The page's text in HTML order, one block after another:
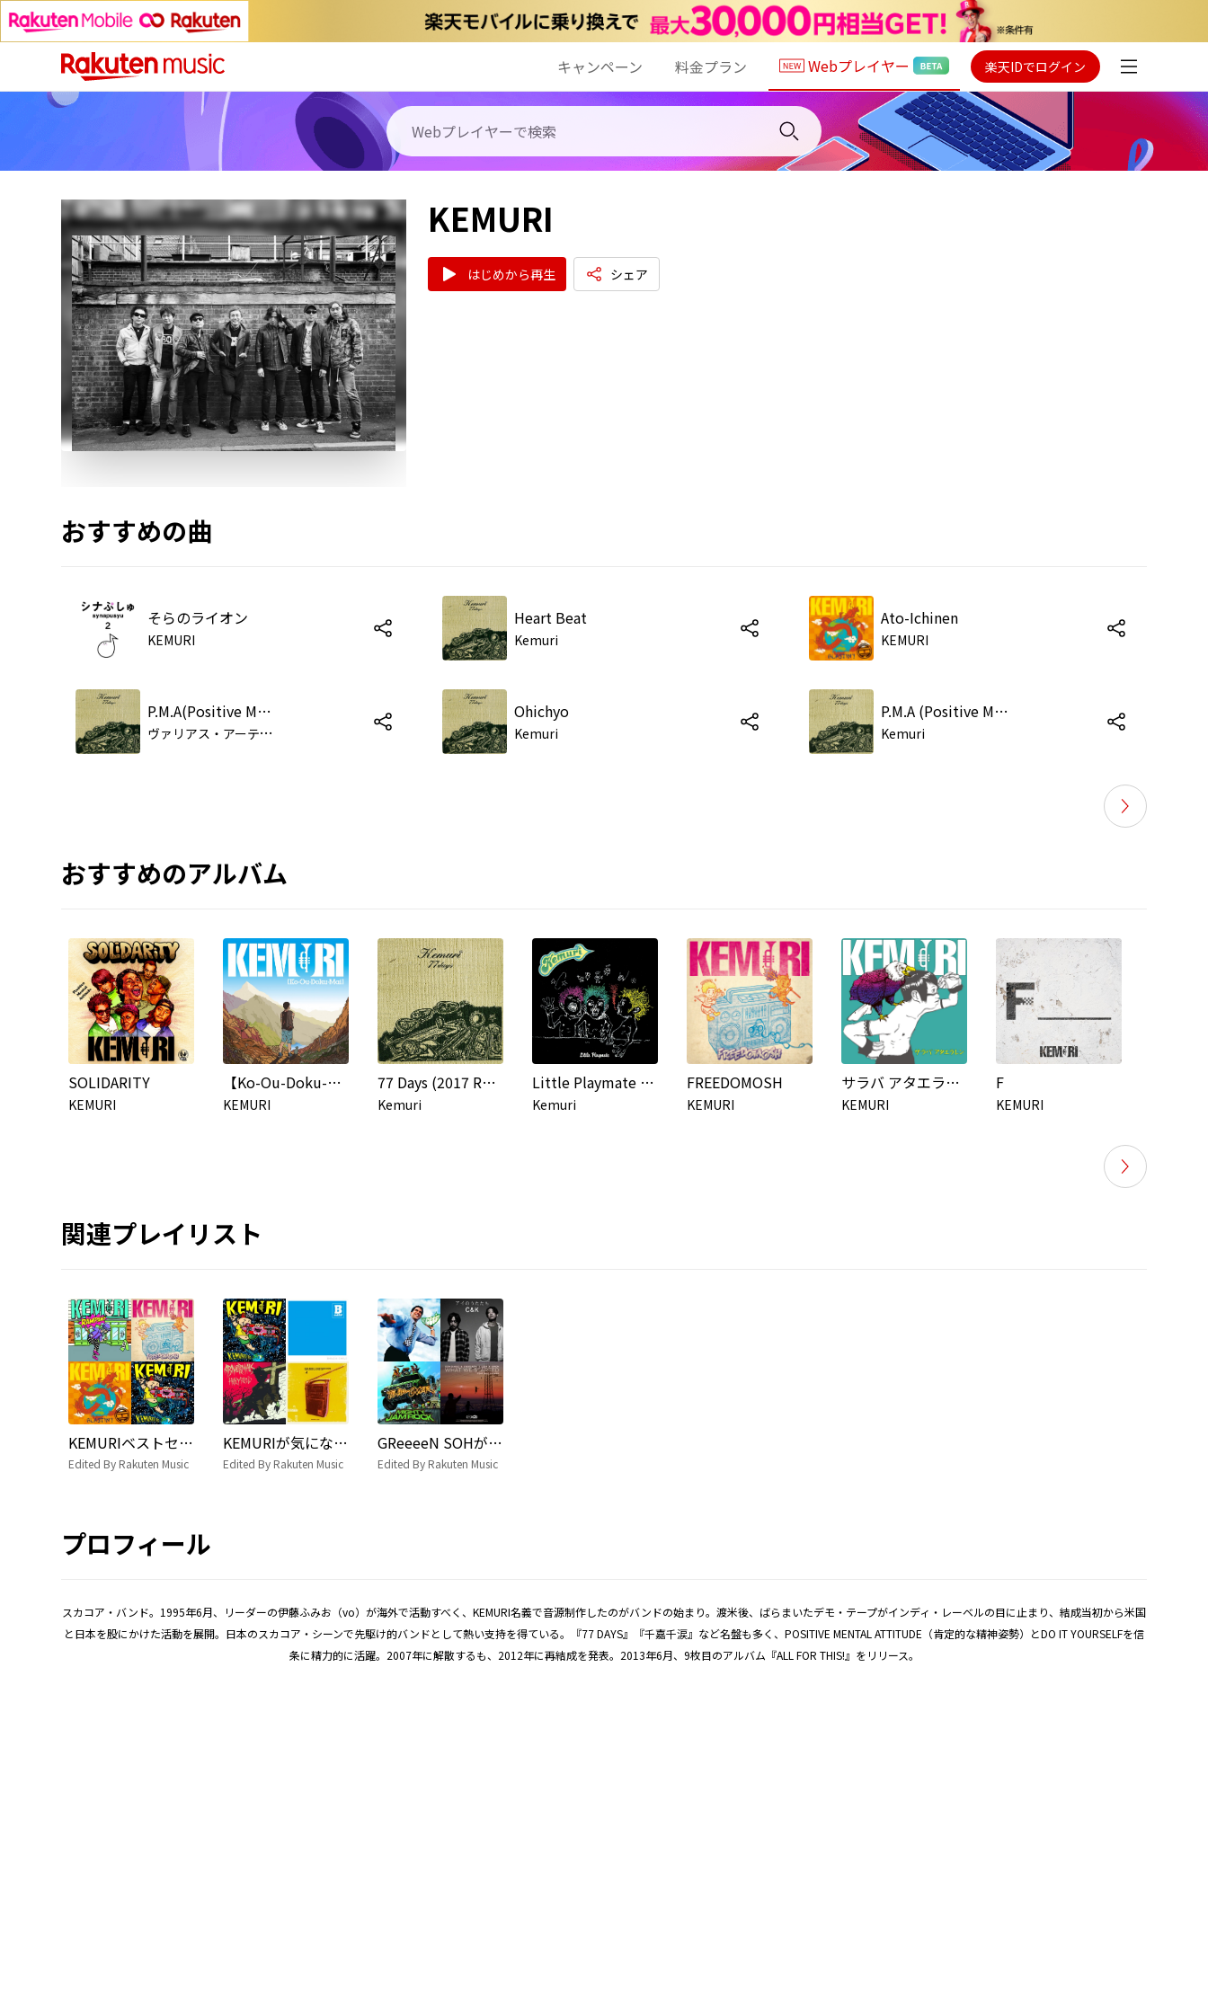
キャンペーン 料金プラン Webプレイヤー 楽天IDでログイン
KEMURI
はじめから再生 シェア
おすすめの曲
そらのライオン
KEMURI
P.M.A(Positive Mental Attitude)/KEMURI
ヴ
ァリアス・アーティスト
Heart Beat
Kemuri
Ohichyo
Kemuri
Ato-Ichinen
KEMURI
P.M.A (Positive Mental Attitude)
Kemuri
おすすめのアルバム
SOLIDARITY
KEMURI
【Ko-Ou-Doku-Mai】
KEMURI
77 Days (2017 Remaster)
Kemuri
Little Playmate (2017 Remaster)
Kemuri
FREEDOMOSH
KEMURI
サラバ アタエラレン
KEMURI
F
KEMURI
関連プレイリスト
KEMURIベストセレクション
Edited By Rakuten Music
KEMURIが気になるあなたにオススメの曲
Edited By Rakuten Music
GReeeeN SOHが選ぶエール曲リスト
Edited By Rakuten Music
プロフィール
スカコア・バンド。1995年6月、リーダーの伊藤ふみお（vo）が海外で活動すべく、KEMURI名義で音源制作したのがバンドの始まり。渡米後、ばらまいたデモ・テープがインディ・レーベルの目に止まり、結成当初から米国
と日本を股にかけた活動を展開。日本のスカコア・シーンで先駆け的バンドとして熱い支持を得ている。『77 DAYS』『千嘉千涙』など名盤も多く、POSITIVE MENTAL ATTITUDE（肯定的な精神姿勢）とDO IT YOURSELFを信
条に精力的に活躍。2007年に解散するも、2012年に再結成を発表。2013年6月、9枚目のアルバム『ALL FOR THIS!』をリリース。